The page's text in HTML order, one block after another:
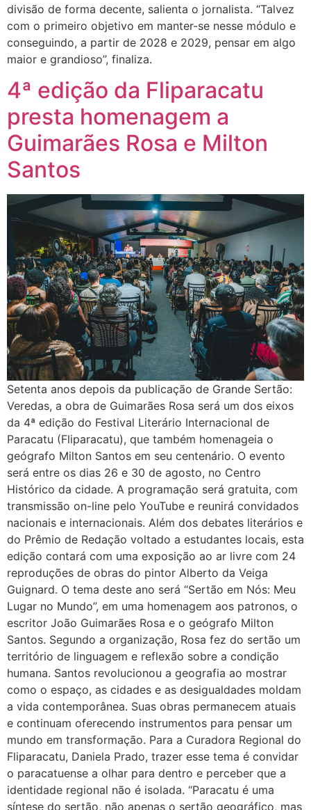
divisão de forma decente, salienta o jornalista. “Talvez
com o primeiro objetivo em manter-se nesse módulo e
conseguindo, a partir de 2028 e 2029, pensar em algo
maior e grandioso”, finaliza.
4ª edição da Fliparacatu
presta homenagem a
Guimarães Rosa e Milton
Santos
Setenta anos depois da publicação de Grande Sertão:
Veredas, a obra de Guimarães Rosa será um dos eixos
da 4ª edição do Festival Literário Internacional de
Paracatu (Fliparacatu), que também homenageia o
geógrafo Milton Santos em seu centenário. O evento
será entre os dias 26 e 30 de agosto, no Centro
Histórico da cidade. A programação será gratuita, com
transmissão on-line pelo YouTube e reunirá convidados
nacionais e internacionais. Além dos debates literários e
do Prêmio de Redação voltado a estudantes locais, esta
edição contará com uma exposição ao ar livre com 24
reproduções de obras do pintor Alberto da Veiga
Guignard. O tema deste ano será “Sertão em Nós: Meu
Lugar no Mundo”, em uma homenagem aos patronos, o
escritor João Guimarães Rosa e o geógrafo Milton
Santos. Segundo a organização, Rosa fez do sertão um
território de linguagem e reflexão sobre a condição
humana. Santos revolucionou a geografia ao mostrar
como o espaço, as cidades e as desigualdades moldam
a vida contemporânea. Suas obras permanecem atuais
e continuam oferecendo instrumentos para pensar um
mundo em transformação. Para a Curadora Regional do
Fliparacatu, Daniela Prado, trazer esse tema é convidar
o paracatuense a olhar para dentro e perceber que a
identidade regional não é isolada. “Paracatu é uma
síntese do sertão, não apenas o sertão geográfico, mas